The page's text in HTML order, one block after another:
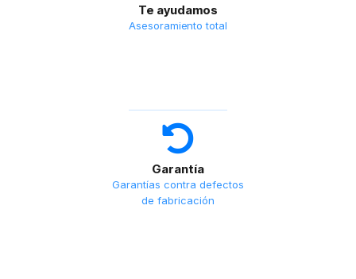
Te ayudamos
Asesoramiento total
Garantía
Garantías contra defectos
de fabricación